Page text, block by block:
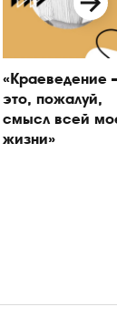
«Краеведение
это, пожалуй,
смысл всей
жизни»